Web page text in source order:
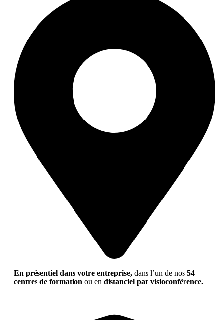
En présentiel dans votre entreprise, dans l’un de nos 54
centres de formation ou en distanciel par visioconférence.